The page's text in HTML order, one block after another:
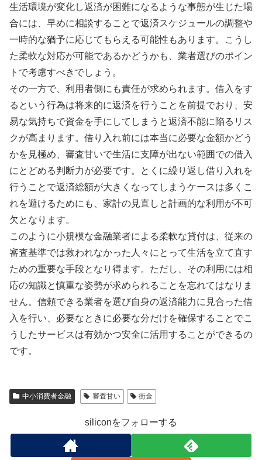
生活環境が変化し返済が困難になるような事態が生じた場
合には、早めに相談することで返済スケジュールの調整や
一時的な猶予に応じてもらえる可能性もあります。こうし
た柔軟な対応が可能であるかどうかも、業者選びのポイン
トで考慮すべきでしょう。
その一方で、利用者側にも責任が求められます。借入をす
るという行為は将来的に返済を行うことを前提でおり、安
易な気持ちで資金を手にしてしまうと返済不能に陥るリス
クが高まります。借り入れ前には本当に必要な金額かどう
かを見極め、審査甘いで生活に支障が出ない範囲での借入
にとどめる判断力が必要です。とくに繰り返し借り入れを
行うことで返済総額が大きくなってしまうケースは多くこ
れを避けるためにも、家計の見直しと計画的な利用が不可
欠となります。
このように小規模な金融業者による柔軟な貸付は、従来の
審査基準では救われなかった人々にとって生活を立て直す
ための重要な手段となり得ます。ただし、その利用には相
応の知識と慎重な姿勢が求められることを忘れてはなりま
せん。信頼できる業者を選び自身の返済能力に見合った借
入を行い、必要なときに必要な分だけを確保することでこ
うしたサービスは有効かつ安全に活用することができるの
です。
中小消費者金融 審査甘い 街金
siliconをフォローする